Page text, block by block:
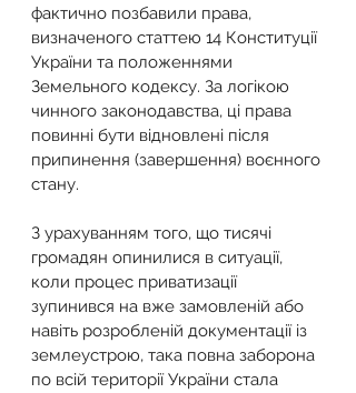
фактично позбавили права,
визначеного статтею 14 Конституції
України та положеннями
Земельного кодексу. За логікою
чинного законодавства, ці права
повинні бути відновлені після
припинення (завершення) воєнного
стану.
З урахуванням того, що тисячі
громадян опинилися в ситуації,
коли процес приватизації
зупинився на вже замовленій або
навіть розробленій документації із
землеустрою, така повна заборона
по всій території України стала